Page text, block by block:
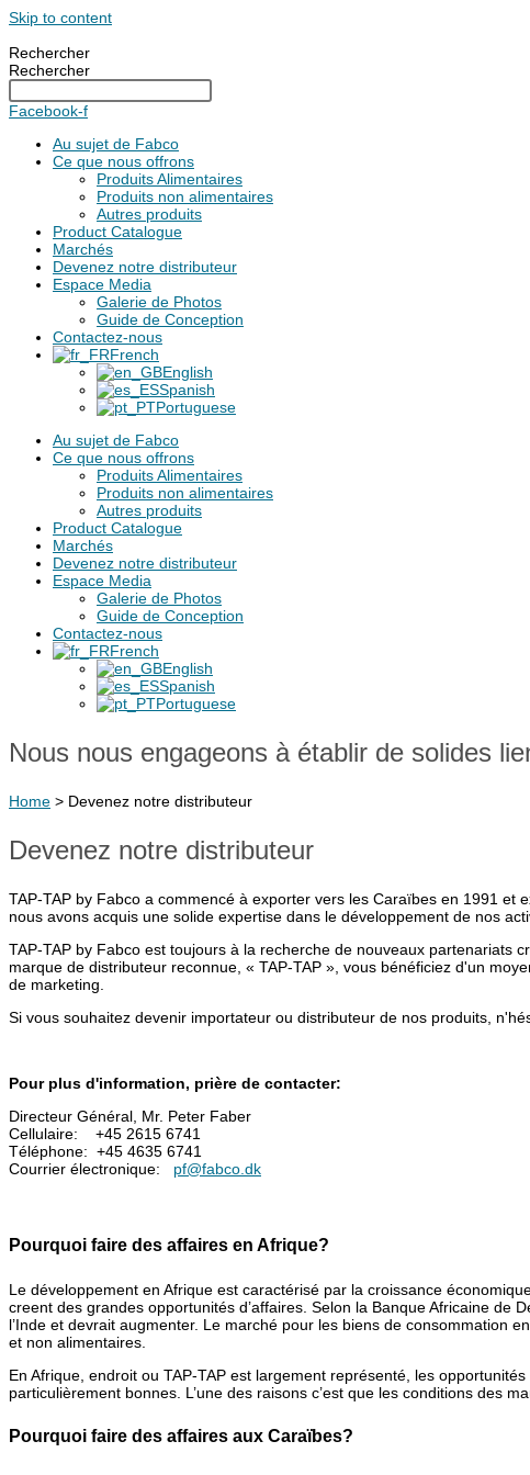
Skip to content
Rechercher
Rechercher
Facebook-f
Au sujet de Fabco
Ce que nous offrons
Produits Alimentaires
Produits non alimentaires
Autres produits
Product Catalogue
Marchés
Devenez notre distributeur
Espace Media
Galerie de Photos
Guide de Conception
Contactez-nous
French
English
Spanish
Portuguese
Au sujet de Fabco
Ce que nous offrons
Produits Alimentaires
Produits non alimentaires
Autres produits
Product Catalogue
Marchés
Devenez notre distributeur
Espace Media
Galerie de Photos
Guide de Conception
Contactez-nous
French
English
Spanish
Portuguese
Nous nous engageons à établir de solides
Home > Devenez notre distributeur
Devenez notre distributeur
TAP-TAP by Fabco a commencé à exporter vers les Caraïbes en 1991 et
nous avons acquis une solide expertise dans le développement de nos
TAP-TAP by Fabco est toujours à la recherche de nouveaux partenariats
marque de distributeur reconnue, « TAP-TAP », vous bénéficiez d'un
de marketing.
Si vous souhaitez devenir importateur ou distributeur de nos produits,
Pour plus d'information, prière de contacter:
Directeur Général, Mr. Peter Faber
Cellulaire: +45 2615 6741
Téléphone: +45 4635 6741
Courrier électronique: pf@fabco.dk
Pourquoi faire des affaires en Afrique?
Le développement en Afrique est caractérisé par la croissance
creent des grandes opportunités d’affaires. Selon la Banque Africaine de
l’Inde et devrait augmenter. Le marché pour les biens de consommation
et non alimentaires.
En Afrique, endroit ou TAP-TAP est largement représenté, les
particulièrement bonnes. L’une des raisons c’est que les conditions des
Pourquoi faire des affaires aux Caraïbes?